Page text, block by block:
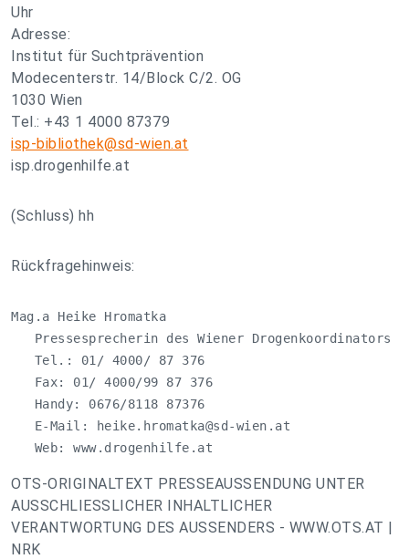
Uhr
Adresse:
Institut für Suchtprävention
Modecenterstr. 14/Block C/2. OG
1030 Wien
Tel.: +43 1 4000 87379
isp-bibliothek@sd-wien.at
isp.drogenhilfe.at
(Schluss) hh
Rückfragehinweis:
Mag.a Heike Hromatka
Pressesprecherin des Wiener Drogenkoordinators
   Tel.: 01/ 4000/ 87 376
   Fax: 01/ 4000/99 87 376
   Handy: 0676/8118 87376
   E-Mail:
heike.hromatka@sd-wien.at
   Web: www.drogenhilfe.at
OTS-ORIGINALTEXT PRESSEAUSSENDUNG UNTER
AUSSCHLIESSLICHER INHALTLICHER
VERANTWORTUNG DES AUSSENDERS - WWW.OTS.AT |
NRK